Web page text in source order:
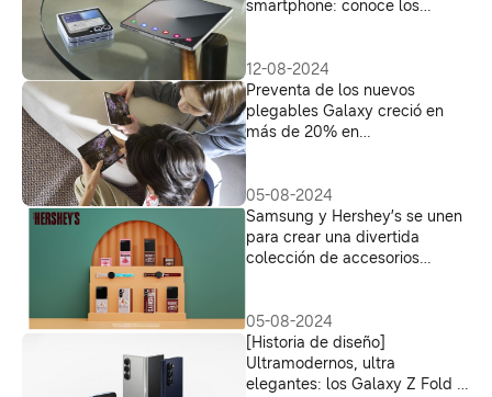
smartphone: conoce los
12-08-2024
Preventa de los nuevos
plegables Galaxy creció en
más de 20% en
05-08-2024
Samsung y Hershey’s se unen
para crear una divertida
colección de accesorios
05-08-2024
[Historia de diseño]
Ultramodernos, ultra
elegantes: los Galaxy Z Fold 6